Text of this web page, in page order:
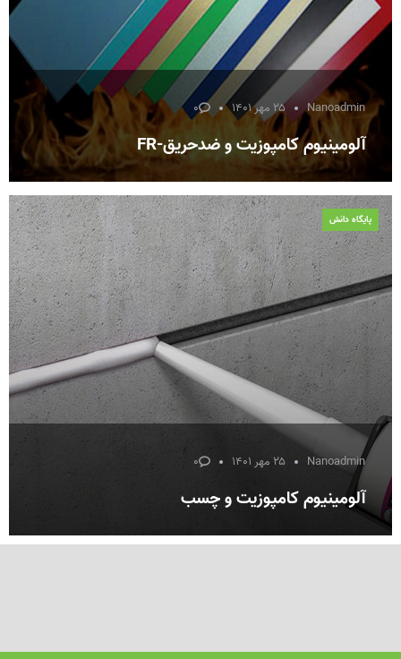
Nanoadmin ۲۵ مهر ۱۴۰۱ ۰
آلومینیوم کامپوزیت و ضدحریق-FR
Nanoadmin ۲۵ مهر ۱۴۰۱ ۰
آلومینیوم کامپوزیت و چسب
پایگاه دانش